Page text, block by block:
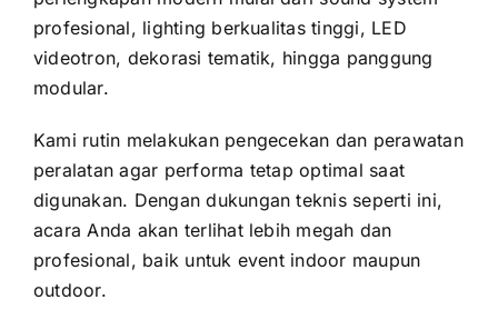
profesional, lighting berkualitas tinggi, LED
videotron, dekorasi tematik, hingga panggung
modular.
Kami rutin melakukan pengecekan dan perawatan
peralatan agar performa tetap optimal saat
digunakan. Dengan dukungan teknis seperti ini,
acara Anda akan terlihat lebih megah dan
profesional, baik untuk event indoor maupun
outdoor.